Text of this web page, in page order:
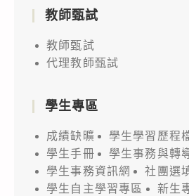
教師甄試
教師甄試
代理教師甄試
學生專區
成績缺曠
學生學習歷程
學生手冊
學生事務與轉
學生事務資訊網
社團選
學生自主學習專區
新生